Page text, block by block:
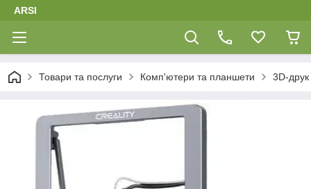
ARSI
Товари та послуги Комп'ютери та планшети 3D-друк